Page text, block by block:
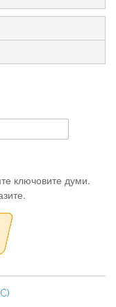
ключовите думи.